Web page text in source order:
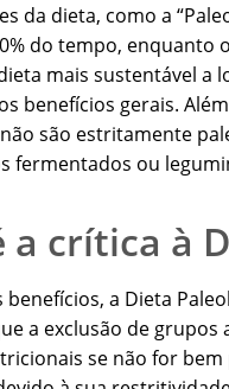
da dieta, como a
do tempo, enquanto
mais sustentável a
benefícios gerais.
são estritamente
fermentados ou
a crítica à
benefícios, a Dieta
a exclusão de
se não for